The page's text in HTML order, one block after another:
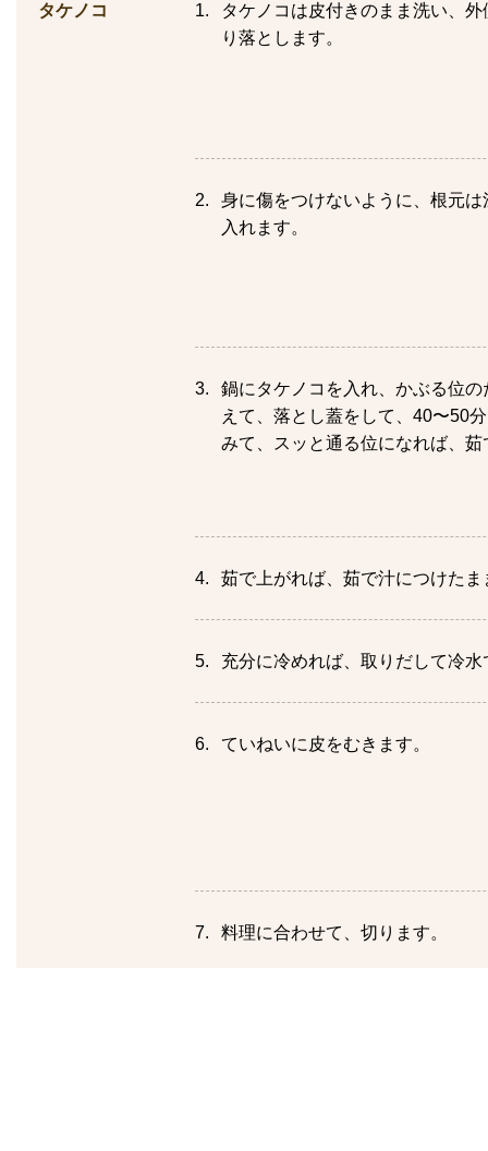
タケノコ
タケノコは皮付きのまま洗い、
り落とします。
身に傷をつけないように、根元
入れます。
鍋にタケノコを入れ、かぶる位
えて、落とし蓋をして、40〜50
みて、スッと通る位になれば、
茹で上がれば、茹で汁につけた
充分に冷めれば、取りだして冷
ていねいに皮をむきます。
料理に合わせて、切ります。